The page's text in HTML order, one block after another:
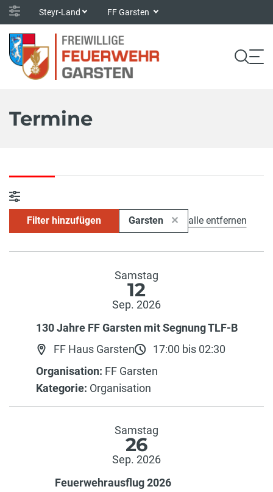
Steyr-Land FF Garsten
Termine
Filter hinzufügen Garsten alle entfernen
Samstag
12
Sep. 2026
130 Jahre FF Garsten mit Segnung TLF-B
FF Haus Garsten
17:00 bis 02:30
Organisation: FF Garsten
Kategorie: Organisation
Samstag
26
Sep. 2026
Feuerwehrausflug 2026